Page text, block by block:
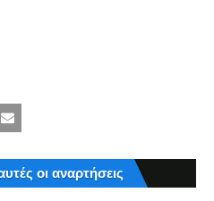
οι αναρτήσεις